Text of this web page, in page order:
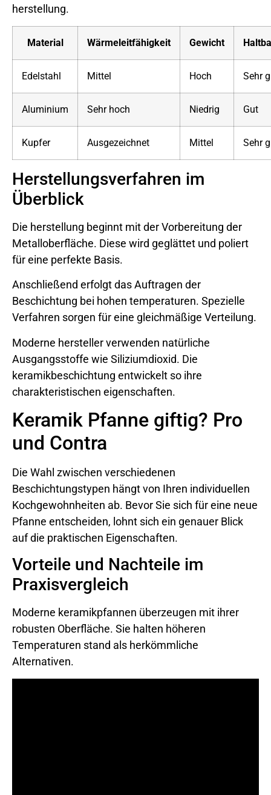
herstellung.
Material Wärmeleitfähigkeit Gewicht
Edelstahl Mittel Hoch Sehr
Aluminium Sehr hoch Niedrig Gut
Kupfer Ausgezeichnet Mittel Sehr
Herstellungsverfahren im
Überblick
Die herstellung beginnt mit der Vorbereitung der
Metalloberfläche. Diese wird geglättet und poliert
für eine perfekte Basis.
Anschließend erfolgt das Auftragen der
Beschichtung bei hohen temperaturen. Spezielle
Verfahren sorgen für eine gleichmäßige Verteilung.
Moderne hersteller verwenden natürliche
Ausgangsstoffe wie Siliziumdioxid. Die
keramikbeschichtung entwickelt so ihre
charakteristischen eigenschaften.
Keramik Pfanne giftig? Pro
und Contra
Die Wahl zwischen verschiedenen
Beschichtungstypen hängt von Ihren individuellen
Kochgewohnheiten ab. Bevor Sie sich für eine neue
Pfanne entscheiden, lohnt sich ein genauer Blick
auf die praktischen Eigenschaften.
Vorteile und Nachteile im
Praxisvergleich
Moderne keramikpfannen überzeugen mit ihrer
robusten Oberfläche. Sie halten höheren
Temperaturen stand als herkömmliche
Alternativen.